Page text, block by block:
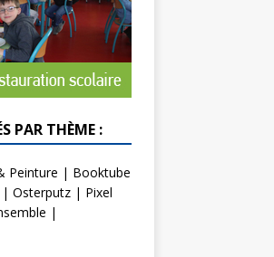
PAR THÈME :
Peinture | Booktube
Osterputz| Pixel
|